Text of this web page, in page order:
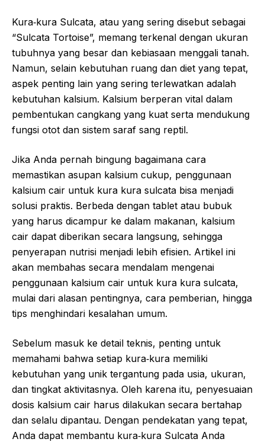
Kura‑kura Sulcata, atau yang sering disebut sebagai
“Sulcata Tortoise”, memang terkenal dengan ukuran
tubuhnya yang besar dan kebiasaan menggali tanah.
Namun, selain kebutuhan ruang dan diet yang tepat,
aspek penting lain yang sering terlewatkan adalah
kebutuhan kalsium. Kalsium berperan vital dalam
pembentukan cangkang yang kuat serta mendukung
fungsi otot dan sistem saraf sang reptil.
Jika Anda pernah bingung bagaimana cara
memastikan asupan kalsium cukup, penggunaan
kalsium cair untuk kura kura sulcata bisa menjadi
solusi praktis. Berbeda dengan tablet atau bubuk
yang harus dicampur ke dalam makanan, kalsium
cair dapat diberikan secara langsung, sehingga
penyerapan nutrisi menjadi lebih efisien. Artikel ini
akan membahas secara mendalam mengenai
penggunaan kalsium cair untuk kura kura sulcata,
mulai dari alasan pentingnya, cara pemberian, hingga
tips menghindari kesalahan umum.
Sebelum masuk ke detail teknis, penting untuk
memahami bahwa setiap kura‑kura memiliki
kebutuhan yang unik tergantung pada usia, ukuran,
dan tingkat aktivitasnya. Oleh karena itu, penyesuaian
dosis kalsium cair harus dilakukan secara bertahap
dan selalu dipantau. Dengan pendekatan yang tepat,
Anda dapat membantu kura‑kura Sulcata Anda